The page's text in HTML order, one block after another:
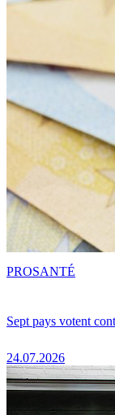
Sept pays votent
24.07.2026
PROSANTÉ